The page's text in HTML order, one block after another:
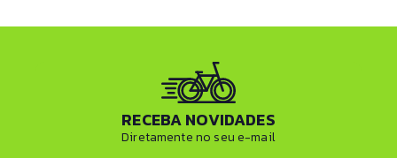
RECEBA NOVIDADES
Diretamente no seu e-mail